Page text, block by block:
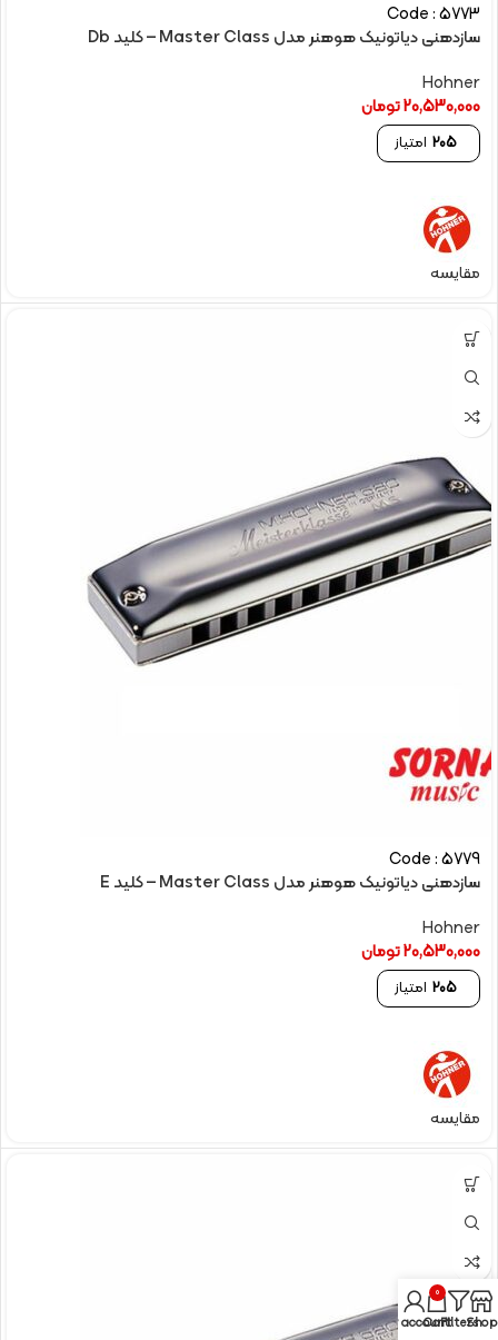
Code : 5773
سازدهنی دیاتونیک هوهنر مدل Master Class – کلید Db
Hohner
20,530,000تومان
205 امتیاز
مقایسه
Code : 5779
سازدهنی دیاتونیک هوهنر مدل Master Class – کلید E
Hohner
20,530,000تومان
205 امتیاز
مقایسه
Shop
Filters
0
Cart
My account